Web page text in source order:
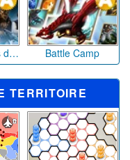
Star Wars Héros de la Galaxie Battle Camp
TERRITOIRE